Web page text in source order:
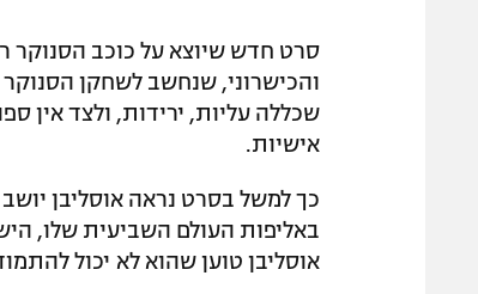
סרט חדש שיוצא על כוכב הסנוקר
והכישרוני, שנחשב לשחקן
שכללה עליות, ירידות, ולצד אין
אישיות.
כך למשל בסרט נראה אוסליבן
באליפות העולם השביעית שלו,
אוסליבן טוען שהוא לא יכול